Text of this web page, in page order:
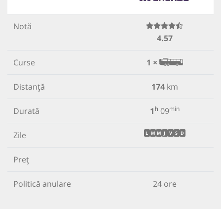
Notă
4.57
Curse 1 ×
Distanță 174km
Durată 1h 09min
Zile L M M J V S D
Preț
Politică anulare 24 ore